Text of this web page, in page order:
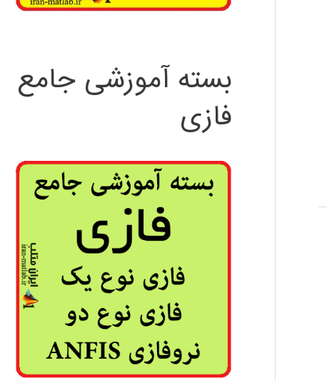
بسته آموزشی جامع
فازی